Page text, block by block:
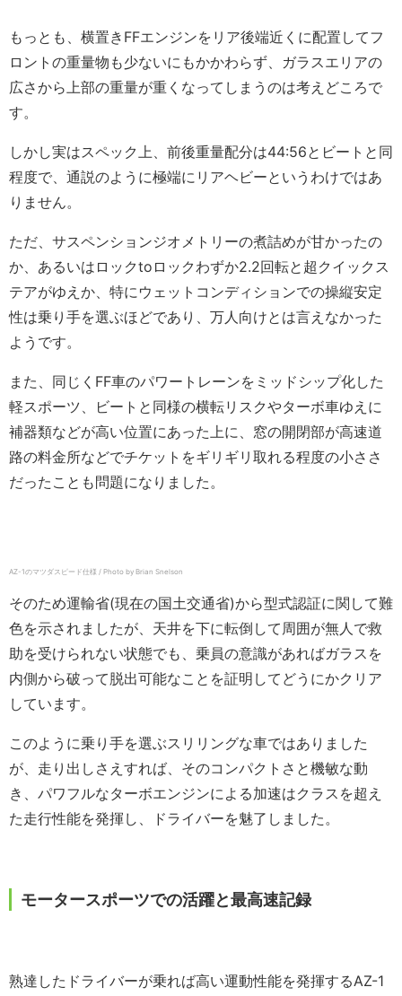
もっとも、横置きFFエンジンをリア後端近くに配置してフ
ロントの重量物も少ないにもかかわらず、ガラスエリアの
広さから上部の重量が重くなってしまうのは考えどころで
す。
しかし実はスペック上、前後重量配分は44:56とビートと同
程度で、通説のように極端にリアヘビーというわけではあ
りません。
ただ、サスペンションジオメトリーの煮詰めが甘かったの
か、あるいはロックtoロックわずか2.2回転と超クイックス
テアがゆえか、特にウェットコンディションでの操縦安定
性は乗り手を選ぶほどであり、万人向けとは言えなかった
ようです。
また、同じくFF車のパワートレーンをミッドシップ化した
軽スポーツ、ビートと同様の横転リスクやターボ車ゆえに
補器類などが高い位置にあった上に、窓の開閉部が高速道
路の料金所などでチケットをギリギリ取れる程度の小ささ
だったことも問題になりました。
AZ-1のマツダスピード仕様 / Photo by Brian Snelson
そのため運輸省(現在の国土交通省)から型式認証に関して難
色を示されましたが、天井を下に転倒して周囲が無人で救
助を受けられない状態でも、乗員の意識があればガラスを
内側から破って脱出可能なことを証明してどうにかクリア
しています。
このように乗り手を選ぶスリリングな車ではありました
が、走り出しさえすれば、そのコンパクトさと機敏な動
き、パワフルなターボエンジンによる加速はクラスを超え
た走行性能を発揮し、ドライバーを魅了しました。
モータースポーツでの活躍と最高速記録
熟達したドライバーが乗れば高い運動性能を発揮するAZ-1